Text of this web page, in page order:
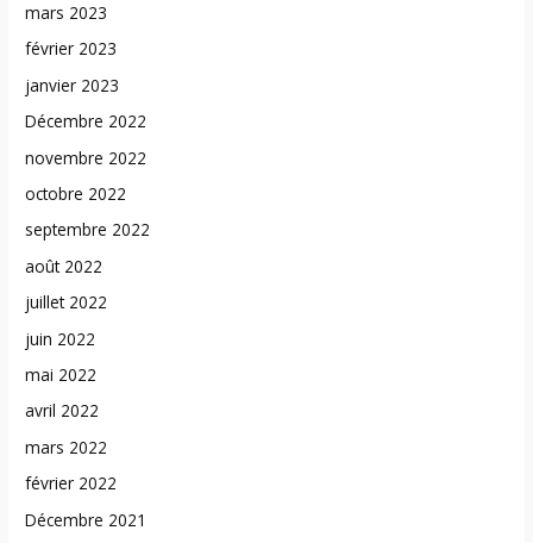
mars 2023
février 2023
janvier 2023
Décembre 2022
novembre 2022
octobre 2022
septembre 2022
août 2022
juillet 2022
juin 2022
mai 2022
avril 2022
mars 2022
février 2022
Décembre 2021